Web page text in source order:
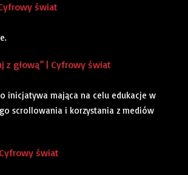
świat
z głową” | Cyfrowy świat
inicjatywa mająca na celu edukacje w
scrollowania i korzystania z mediów
świat